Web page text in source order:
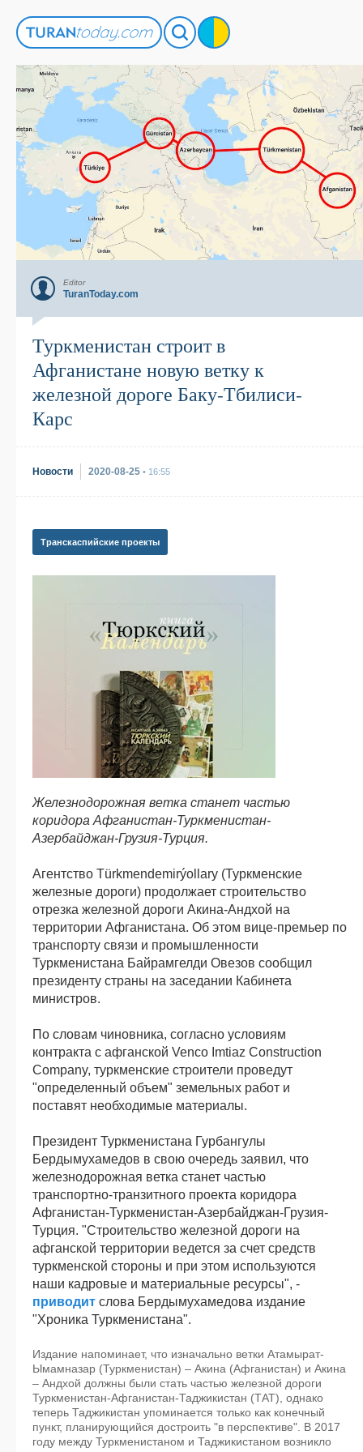
Editor
TuranToday.com
Туркменистан строит в
Афганистане новую ветку к
железной дороге Баку-Тбилиси-
Карс
Новости 2020-08-25 • 16:55
Транскаспийские проекты
Железнодорожная ветка станет частью
коридора Афганистан-Туркменистан-
Азербайджан-Грузия-Турция.
Агентство Türkmendemirýollary (Туркменские
железные дороги) продолжает строительство
отрезка железной дороги Акина-Андхой на
территории Афганистана. Об этом вице-премьер по
транспорту связи и промышленности
Туркменистана Байрамгелди Овезов сообщил
президенту страны на заседании Кабинета
министров.
По словам чиновника, согласно условиям
контракта с афганской Venco Imtiaz Construction
Company, туркменские строители проведут
"определенный объем" земельных работ и
поставят необходимые материалы.
Президент Туркменистана Гурбангулы
Бердымухамедов в свою очередь заявил, что
железнодорожная ветка станет частью
транспортно-транзитного проекта коридора
Афганистан-Туркменистан-Азербайджан-Грузия-
Турция. "Строительство железной дороги на
афганской территории ведется за счет средств
туркменской стороны и при этом используются
наши кадровые и материальные ресурсы", -
приводит слова Бердымухамедова издание
"Хроника Туркменистана".
Издание напоминает, что изначально ветки Атамырат-
Ымамназар (Туркменистан) – Акина (Афганистан) и Акина
– Андхой должны были стать частью железной дороги
Туркменистан-Афганистан-Таджикистан (ТАТ), однако
теперь Таджикистан упоминается только как конечный
пункт, планирующийся достроить "в перспективе". В 2017
году между Туркменистаном и Таджикистаном возникло